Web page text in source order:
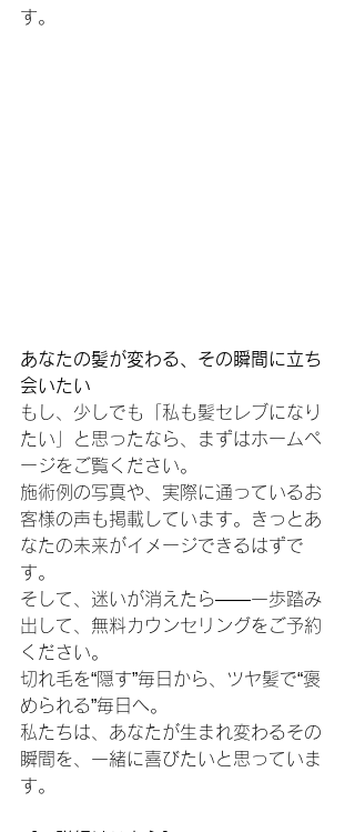
す。
あなたの髪が変わる、その瞬間に立ち
会いたい
もし、少しでも「私も髪セレブになり
たい」と思ったなら、まずはホームペ
ージをご覧ください。
施術例の写真や、実際に通っているお
客様の声も掲載しています。きっとあ
なたの未来がイメージできるはずで
す。
そして、迷いが消えたら――一歩踏み
出して、無料カウンセリングをご予約
ください。
切れ毛を“隠す”毎日から、ツヤ髪で“褒
められる”毎日へ。
私たちは、あなたが生まれ変わるその
瞬間を、一緒に喜びたいと思っていま
す。